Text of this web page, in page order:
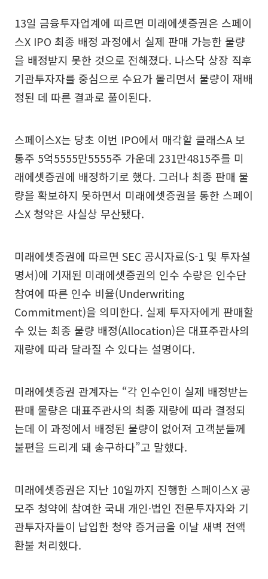
13일 금융투자업계에 따르면 미래에셋증권은 스페이
스X IPO 최종 배정 과정에서 실제 판매 가능한 물량
을 배정받지 못한 것으로 전해졌다. 나스닥 상장 직후
기관투자자를 중심으로 수요가 몰리면서 물량이 재배
정된 데 따른 결과로 풀이된다.
스페이스X는 당초 이번 IPO에서 매각할 클래스A 보
통주 5억5555만5555주 가운데 231만4815주를 미
래에셋증권에 배정하기로 했다. 그러나 최종 판매 물
량을 확보하지 못하면서 미래에셋증권을 통한 스페이
스X 청약은 사실상 무산됐다.
미래에셋증권에 따르면 SEC 공시자료(S-1 및 투자설
명서)에 기재된 미래에셋증권의 인수 수량은 인수단
참여에 따른 인수 비율(Underwriting
Commitment)을 의미한다. 실제 투자자에게 판매할
수 있는 최종 물량 배정(Allocation)은 대표주관사의
재량에 따라 달라질 수 있다는 설명이다.
미래에셋증권 관계자는 “각 인수인이 실제 배정받는
판매 물량은 대표주관사의 최종 재량에 따라 결정되
는데 이 과정에서 배정된 물량이 없어져 고객분들께
불편을 드리게 돼 송구하다”고 말했다.
미래에셋증권은 지난 10일까지 진행한 스페이스X 공
모주 청약에 참여한 국내 개인·법인 전문투자자와 기
관투자자들이 납입한 청약 증거금을 이날 새벽 전액
환불 처리했다.